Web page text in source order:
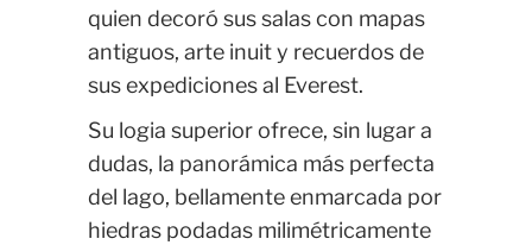
quien decoró sus salas con mapas
antiguos, arte inuit y recuerdos de
sus expediciones al Everest.
Su logia superior ofrece, sin lugar a
dudas, la panorámica más perfecta
del lago, bellamente enmarcada por
hiedras podadas milimétricamente